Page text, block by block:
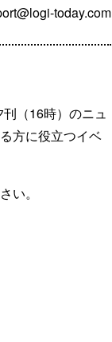
today.com
（16時）のニュ
方に役立つイベ
い。